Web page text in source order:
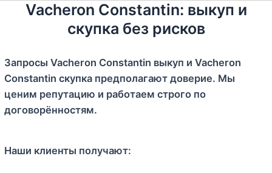
Vacheron Constantin: выкуп и
скупка без рисков
Запросы Vacheron Constantin выкуп и Vacheron
Constantin скупка предполагают доверие. Мы
ценим репутацию и работаем строго по
договорённостям.
Наши клиенты получают: